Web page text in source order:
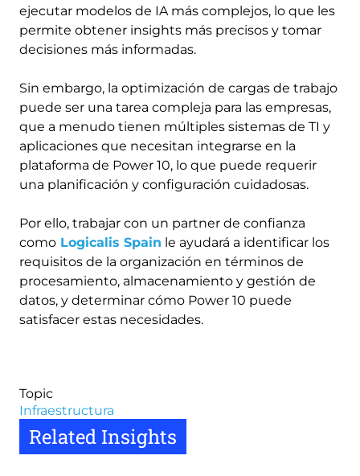
ejecutar modelos de IA más complejos, lo que les
permite obtener insights más precisos y tomar
decisiones más informadas.
Sin embargo, la optimización de cargas de trabajo
puede ser una tarea compleja para las empresas,
que a menudo tienen múltiples sistemas de TI y
aplicaciones que necesitan integrarse en la
plataforma de Power 10, lo que puede requerir
una planificación y configuración cuidadosas.
Por ello, trabajar con un partner de confianza
como Logicalis Spain le ayudará a identificar los
requisitos de la organización en términos de
procesamiento, almacenamiento y gestión de
datos, y determinar cómo Power 10 puede
satisfacer estas necesidades.
Topic
Infraestructura
Related Insights